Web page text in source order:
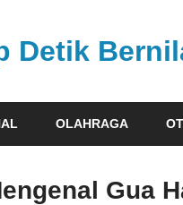
Detik
OLAHRAGA
Gua